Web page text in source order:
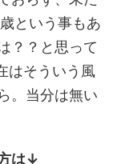
という事もあ
？？と思って
はそういう風
。当分は無い
は↓